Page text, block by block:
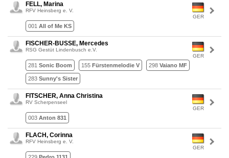
GER
FELL, Marina
RFV Heinsberg e. V.
001 All of Me KS
GER
FISCHER-BUSSE, Mercedes
RSG Gestüt Lindenbusch e.V.
281 Sonic Boom 155 Fürstenmelodie V 298 Vaiano MF
283 Sunny's Sister
GER
FITSCHER, Anna Christina
RV Scherpenseel
003 Anton 831
GER
FLACH, Corinna
RFV Heinsberg e. V.